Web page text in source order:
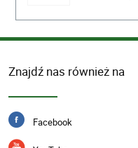
Znajdź nas również na
Facebook